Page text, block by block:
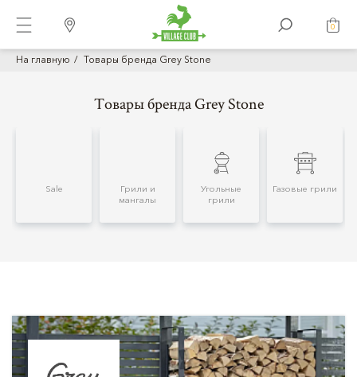
0
На главную Товары бренда Grey Stone
Товары бренда Grey Stone
Sale
Грили и
мангалы
Угольные
грили
Газовые грили